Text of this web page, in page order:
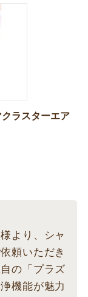
ラスターエア
より、シャ
頼いただき
の「プラズ
機能が魅力